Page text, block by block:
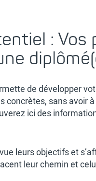
:
de développer
concrètes, sans avoir
ici des
leurs objectifs et
leur chemin et